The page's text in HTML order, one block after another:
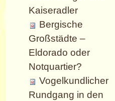
Kaiseradler
Bergische
Großstädte –
Eldorado oder
Notquartier?
Vogelkundlicher
Rundgang in den